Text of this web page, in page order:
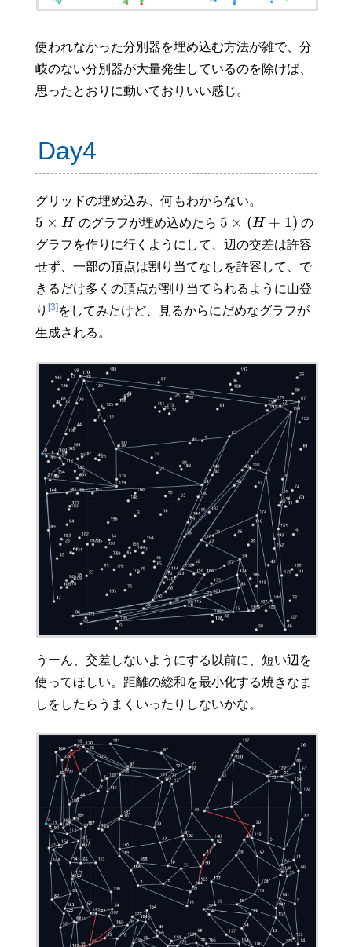
使われなかった分別器を埋め込む方法が雑で、分
岐のない分別器が大量発生しているのを除けば、
思ったとおりに動いておりいい感じ。
Day4
グリッドの埋め込み、何もわからない。
5 × H のグラフが埋め込めたら 5 × (H + 1) の
グラフを作りに行くようにして、辺の交差は許容
せず、一部の頂点は割り当てなしを許容して、で
きるだけ多くの頂点が割り当てられるように山登
り [3]をしてみたけど、見るからにだめなグラフが
生成される。
うーん、交差しないようにする以前に、短い辺を
使ってほしい。距離の総和を最小化する焼きなま
しをしたらうまくいったりしないかな。